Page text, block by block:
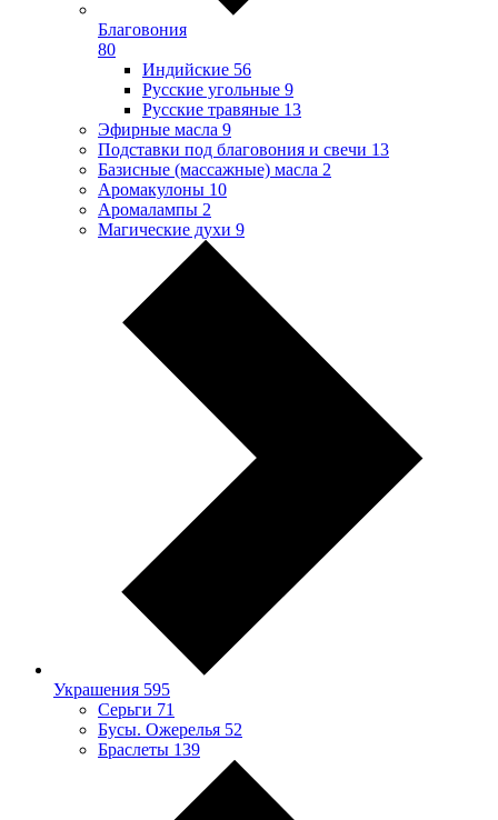
Благовония
80
Индийские 56
Русские угольные 9
Русские травяные 13
Эфирные масла 9
Подставки под благовония и свечи 13
Базисные (массажные) масла 2
Аромакулоны 10
Аромалампы 2
Магические духи 9
Украшения 595
Серьги 71
Бусы. Ожерелья 52
Браслеты 139